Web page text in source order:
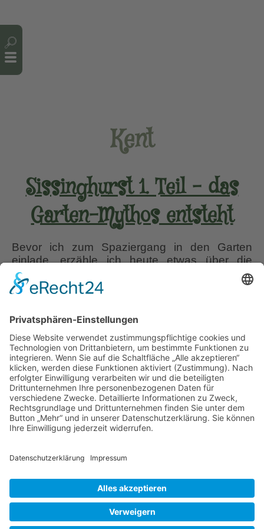
Kent
Sissinghurst 1. Teil – das
Garten-Mythos entsteht
Bevor ich zum Spaziergang in den Garten
einlade, erzähle ich heute etwas über die
Entstehung von Sissinghurst und über die
Familie, die dieses Mythos erschaffen hat. Wer
hier erste Gartenbilder und am nächsten
Freitag folgt dann ein prall gefüllter Foto-
Spaziergang mit…Sissinghurst
1.
Teil
–
das
Garten-
Mythos
Liebe Leser! Ihr könnt euch per E-Mail
informieren lassen, wenn neue Artikel auf
Wurzerlsgarten erscheinen.Folgt dafür einfach
diesem Link und gebt dort eure E-Mailadresse